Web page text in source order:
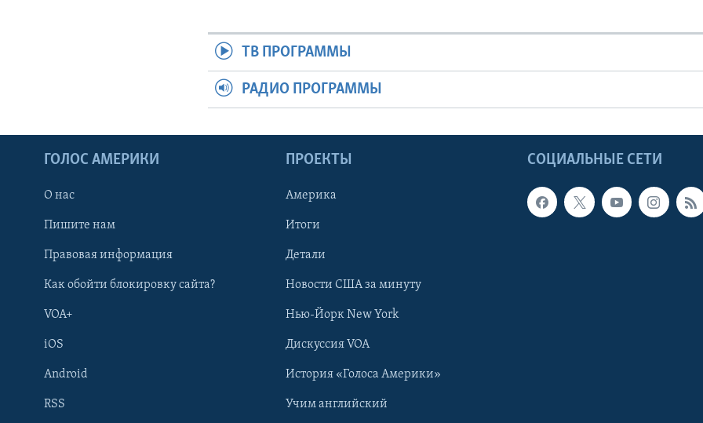
ТВ ПРОГРАММЫ
РАДИО ПРОГРАММЫ
СОЦИАЛЬНЫЕ СЕТИ
ГОЛОС АМЕРИКИ
О нас
Пишите нам
Правовая информация
Как обойти блокировку сайта?
VOA+
iOS
Android
RSS
ПРОЕКТЫ
Америка
Итоги
Детали
Новости США за минуту
Нью-Йорк New York
Дискуссия VOA
История «Голоса Америки»
Учим английский